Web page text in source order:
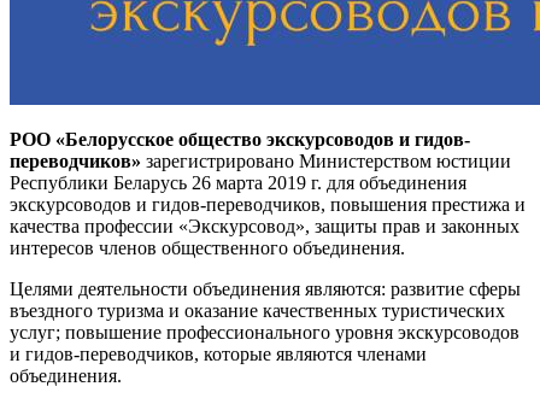
РОО «Белорусское общество экскурсоводов и гидов-
переводчиков» зарегистрировано Министерством юстиции
Республики Беларусь 26 марта 2019 г. для объединения
экскурсоводов и гидов-переводчиков, повышения престижа и
качества профессии «Экскурсовод», защиты прав и законных
интересов членов общественного объединения.
Целями деятельности объединения являются: развитие сферы
въездного туризма и оказание качественных туристических
услуг; повышение профессионального уровня экскурсоводов
и гидов-переводчиков, которые являются членами
объединения.